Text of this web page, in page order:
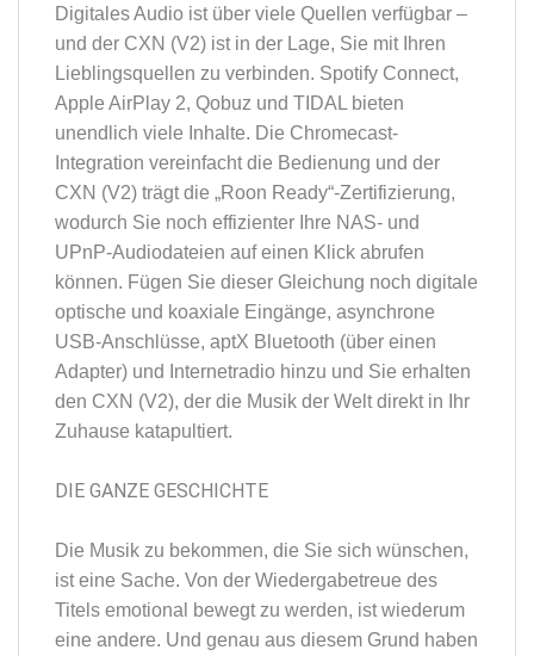
Digitales Audio ist über viele Quellen verfügbar –
und der CXN (V2) ist in der Lage, Sie mit Ihren
Lieblingsquellen zu verbinden. Spotify Connect,
Apple AirPlay 2, Qobuz und TIDAL bieten
unendlich viele Inhalte. Die Chromecast-
Integration vereinfacht die Bedienung und der
CXN (V2) trägt die „Roon Ready“-Zertifizierung,
wodurch Sie noch effizienter Ihre NAS- und
UPnP-Audiodateien auf einen Klick abrufen
können. Fügen Sie dieser Gleichung noch digitale
optische und koaxiale Eingänge, asynchrone
USB-Anschlüsse, aptX Bluetooth (über einen
Adapter) und Internetradio hinzu und Sie erhalten
den CXN (V2), der die Musik der Welt direkt in Ihr
Zuhause katapultiert.
DIE GANZE GESCHICHTE
Die Musik zu bekommen, die Sie sich wünschen,
ist eine Sache. Von der Wiedergabetreue des
Titels emotional bewegt zu werden, ist wiederum
eine andere. Und genau aus diesem Grund haben